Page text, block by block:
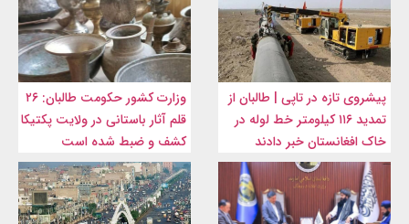
پیشروی تازه در تاپی | طالبان از
تمدید ۱۱۶ کیلومتر خط لوله در
خاک افغانستان خبر دادند
وزارت کشور حکومت طالبان: ۲۶
قلم آثار باستانی در ولایت پکتیکا
کشف و ضبط شده است